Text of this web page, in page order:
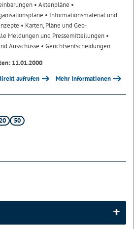
• Aktenpläne •
• Informationsmaterial und
• Karten, Pläne und Geo-
Meldungen und Pressemitteilungen •
Ausschüsse • Gerichtsentscheidungen
11.01.2000
aufrufen Mehr Informationen
50